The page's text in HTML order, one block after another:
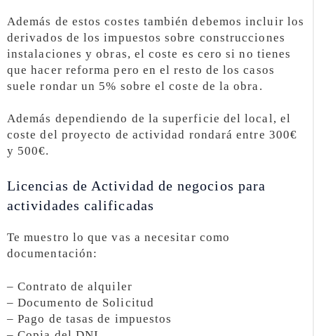
Además de estos costes también debemos incluir los
derivados de los impuestos sobre construcciones
instalaciones y obras, el coste es cero si no tienes
que hacer reforma pero en el resto de los casos
suele rondar un 5% sobre el coste de la obra.
Además dependiendo de la superficie del local, el
coste del proyecto de actividad rondará entre 300€
y 500€.
Licencias de Actividad de negocios para
actividades calificadas
Te muestro lo que vas a necesitar como
documentación:
– Contrato de alquiler
– Documento de Solicitud
– Pago de tasas de impuestos